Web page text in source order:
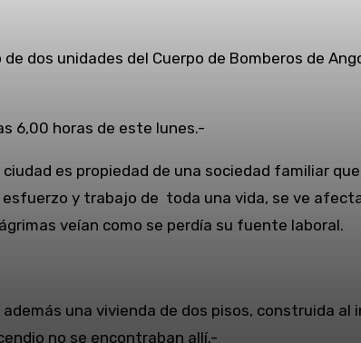
dos unidades del Cuerpo de Bomberos de
6,00 horas de este lunes.-
es propiedad de una sociedad familiar
y trabajo de toda una vida, se ve
veían como se perdía su fuente laboral.
una vivienda de dos pisos, construida
no se encontraban allí.-